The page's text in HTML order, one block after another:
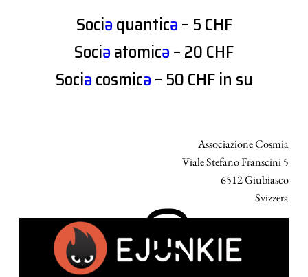
Sociəquanticə– 5 CHF
Sociəatomicə– 20 CHF
Sociəcosmicə– 50 CHF in su
Associazione Cosmia
Viale Stefano Franscini 5
6512 Giubiasco
Svizzera